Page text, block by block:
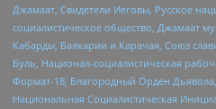
Джамаат, Свидетели Иеговы, Русское
социалистическое общество, Джамаат
Кабарды, Балкарии и Карачая, Союз
Буль, Национал-социалистическая
Формат-18, Благородный Орден
Национальная Социалистическая